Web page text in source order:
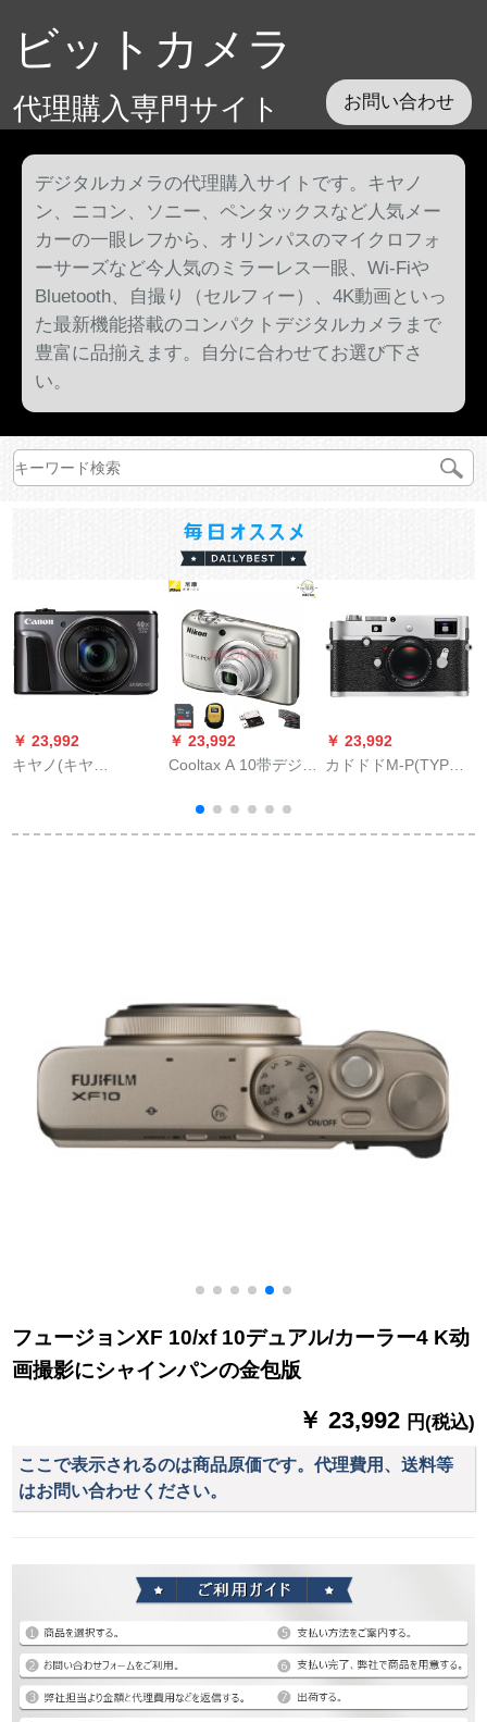
ビットカメラ
代理購入専門サイト お問い合わせ
デジタルカメラの代理購入サイトです。キヤノ
ン、ニコン、ソニー、ペンタックスなど人気メー
カーの一眼レフから、オリンパスのマイクロフォ
ーサーズなど今人気のミラーレス一眼、Wi-Fiや
Bluetooth、自撮り（セルフィー）、4K動画といっ
た最新機能搭載のコンパクトデジタルカメラまで
豊富に品揃えます。自分に合わせてお選び下さ
い。
￥ 23,992
キヤノ(キヤ
ラ長焦点機SX 720
￥ 23,992
Cooltax A 10带デジタ
レブ2配32 Gメモアド
+2本充电セト
￥ 23,992
カドドドM-P(TYP
+50/0.95ブラク
フュージョンXF 10/xf 10デュアル/カーラー4 K动
画撮影にシャインパンの金包版
￥ 23,992 円(税込)
ここで表示されるのは商品原価です。代理費用、送料等
はお問い合わせください。